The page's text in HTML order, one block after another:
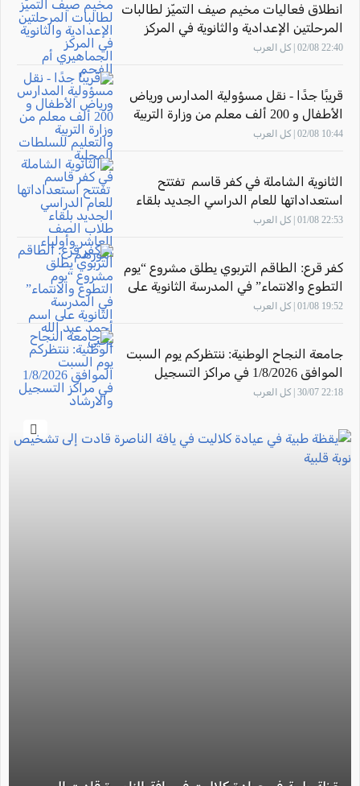
انطلاق فعاليات مخيم صيف التميّز لطالبات
المرحلتين الإعدادية والثانوية في المركز
الجماهيري أم الفحم
22:40 02/08 | كل العرب
قريبًا جدًا - نقل مسؤولية المدارس ورياض
الأطفال و 200 ألف معلم من وزارة التربية
والتعليم للسلطات المحلية
10:44 02/08 | كل العرب
الثانوية الشاملة في كفر قاسم تفتتح
استعداداتها للعام الدراسي الجديد بلقاء
طلاب الصف العاشر وأولياء أمورهم
22:53 01/08 | كل العرب
كفر قرع: الطاقم التربوي يطلق مشروع “يوم
التطوع والانتماء” في المدرسة الثانوية على
اسم أحمد عبد الله يحيى
19:52 01/08 | كل العرب
جامعة النجاح الوطنية: ننتظركم يوم السبت
الموافق 1/8/2026 في مراكز التسجيل
والارشاد
22:18 30/07 | كل العرب